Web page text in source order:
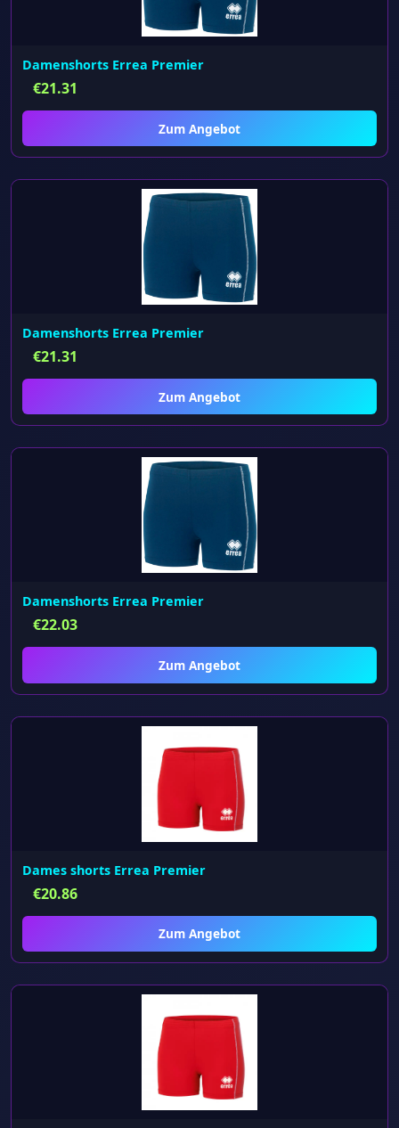
Damenshorts Errea Premier
€21.31
Zum Angebot
Damenshorts Errea Premier
€21.31
Zum Angebot
Damenshorts Errea Premier
€22.03
Zum Angebot
Dames shorts Errea Premier
€20.86
Zum Angebot